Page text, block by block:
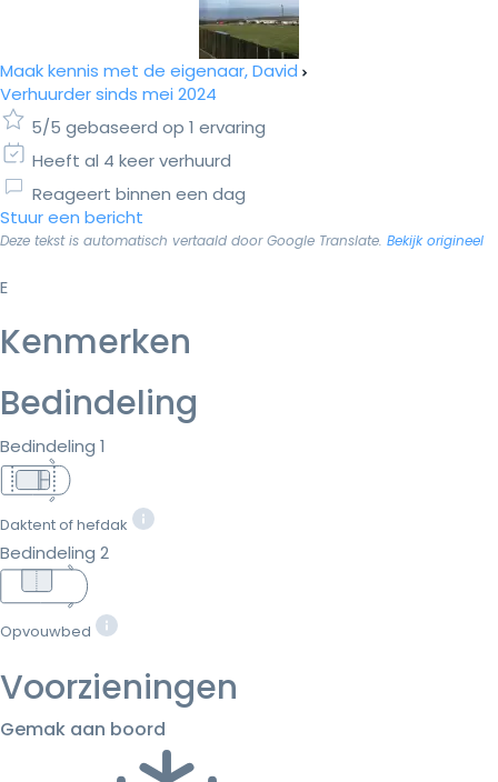
Maak kennis met de eigenaar, David
Verhuurder sinds mei 2024
5/5 gebaseerd op 1 ervaring
Heeft al 4 keer verhuurd
Reageert binnen een dag
Stuur een bericht
Deze tekst is automatisch vertaald door Google Translate. Bekijk origineel
E
Kenmerken
Bedindeling
Bedindeling 1
Daktent of hefdak
Bedindeling 2
Opvouwbed
Voorzieningen
Gemak aan boord